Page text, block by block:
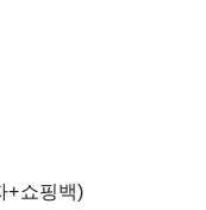
+쇼핑백)